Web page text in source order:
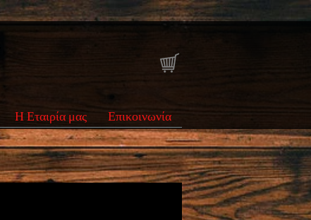
Η Εταιρία μας Επικοινωνία